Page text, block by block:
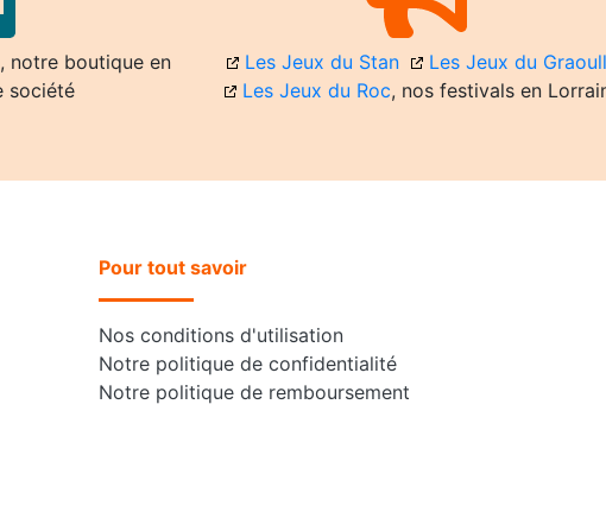
, notre boutique en
société
Les Jeux du Stan
Les Jeux du
Les Jeux du Roc, nos festivals en
Pour tout savoir
Nos conditions d'utilisation
Notre politique de confidentialité
Notre politique de remboursement